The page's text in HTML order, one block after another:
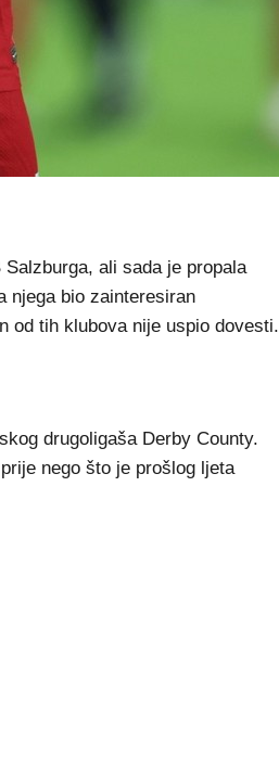
ali sada je propala
njega bio zainteresiran
od tih klubova nije uspio dovesti.
drugoligaša Derby County.
nego što je prošlog ljeta